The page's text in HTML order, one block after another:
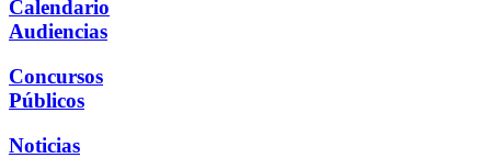
Calendario
Audiencias
Concursos
Públicos
Noticias